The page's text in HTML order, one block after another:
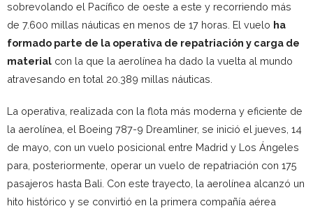
sobrevolando el Pacífico de oeste a este y recorriendo más
de 7.600 millas náuticas en menos de 17 horas. El vuelo ha
formado parte de la operativa de repatriación y carga de
material con la que la aerolínea ha dado la vuelta al mundo
atravesando en total 20.389 millas náuticas.
La operativa, realizada con la flota más moderna y eficiente de
la aerolínea, el Boeing 787-9 Dreamliner, se inició el jueves, 14
de mayo, con un vuelo posicional entre Madrid y Los Ángeles
para, posteriormente, operar un vuelo de repatriación con 175
pasajeros hasta Bali. Con este trayecto, la aerolínea alcanzó un
hito histórico y se convirtió en la primera compañía aérea